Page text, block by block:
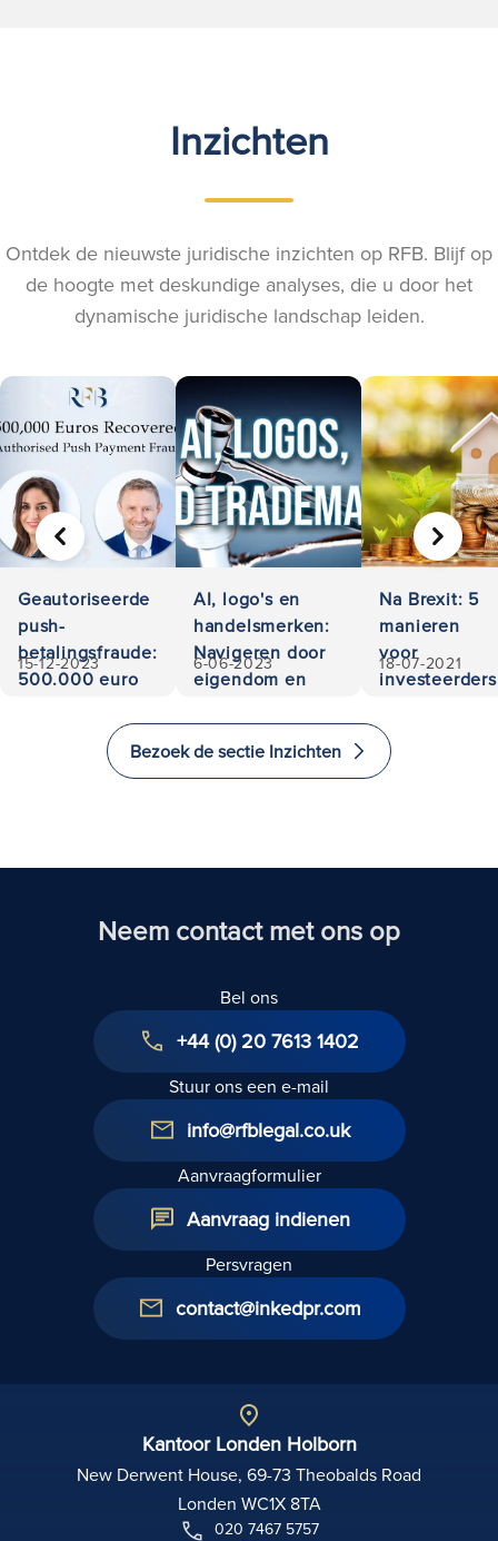
Inzichten
Ontdek de nieuwste juridische inzichten op RFB. Blijf op
de hoogte met deskundige analyses, die u door het
dynamische juridische landschap leiden.
Geautoriseerde
push-
betalingsfraude:
500.000 euro
15-12-2023
AI, logo's en
handelsmerken:
Navigeren door
eigendom en
6-06-2023
Na Brexit: 5
manieren
voor
investeerders
investeren
en emigreren
18-07-2021
VORIGE
Bezoek de sectie Inzichten
Neem contact met ons op
Bel ons
+44 (0) 20 7613 1402
Stuur ons een e-mail
info@rfblegal.co.uk
Aanvraagformulier
Aanvraag indienen
Persvragen
contact@inkedpr.com
Kantoor Londen Holborn
New Derwent House, 69-73 Theobalds Road
Londen WC1X 8TA
020 7467 5757